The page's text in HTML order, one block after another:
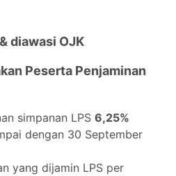
diawasi OJK
Peserta Penjaminan
simpanan LPS 6,25%
dengan 30 September
yang dijamin LPS per